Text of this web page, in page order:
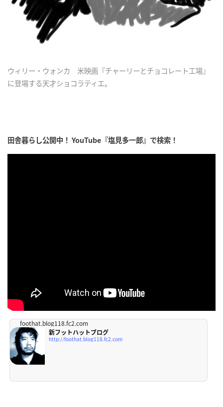
ウィリー・ウォンカ 米映画『チャーリーとチョコレート工場』
に登場する天才ショコラティエ。
田舎暮らし公開中！ YouTube『塩見多一郎』で検索！
foothat.blog118.fc2.com
新フットハットブログ
http://foothat.blog118.fc2.com